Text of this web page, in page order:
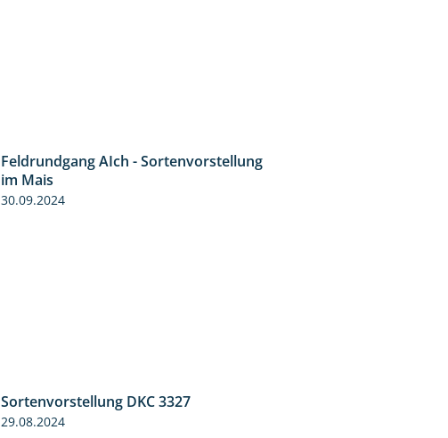
Feldrundgang AIch - Sortenvorstellung
im Mais
30.09.2024
Sortenvorstellung DKC 3327
29.08.2024